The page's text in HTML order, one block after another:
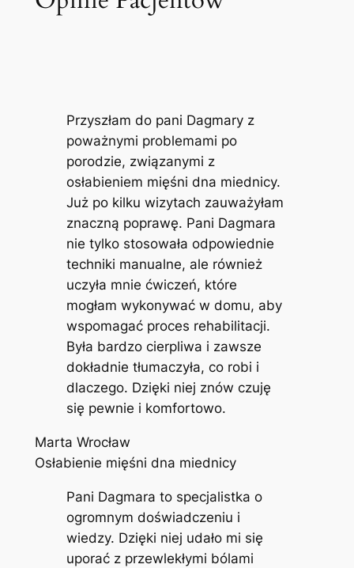
Przyszłam do pani Dagmary z
poważnymi problemami po
porodzie, związanymi z
osłabieniem mięśni dna miednicy.
Już po kilku wizytach zauważyłam
znaczną poprawę. Pani Dagmara
nie tylko stosowała odpowiednie
techniki manualne, ale również
uczyła mnie ćwiczeń, które
mogłam wykonywać w domu, aby
wspomagać proces rehabilitacji.
Była bardzo cierpliwa i zawsze
dokładnie tłumaczyła, co robi i
dlaczego. Dzięki niej znów czuję
się pewnie i komfortowo.
Marta Wrocław
Osłabienie mięśni dna miednicy
Pani Dagmara to specjalistka o
ogromnym doświadczeniu i
wiedzy. Dzięki niej udało mi się
uporać z przewlekłymi bólami